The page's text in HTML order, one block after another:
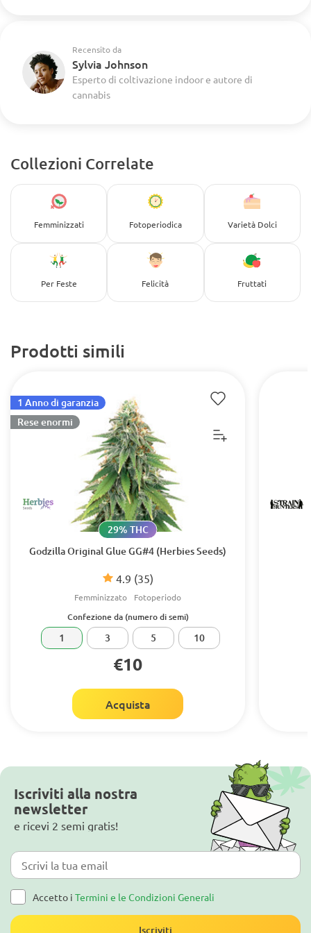
Recensito da
Sylvia Johnson
Esperto di coltivazione indoor e autore di
cannabis
Collezioni Correlate
Femminizzati Fotoperiodica Varietà Dolci
Per Feste Felicità Fruttati
Prodotti simili
Godzilla Original Glue GG#4 (Herbies Seeds)
4.9 (35)
29% THC
Femminizzato Fotoperiodo
1 Anno di garanzia
Rese enormi
Confezione da (numero di semi)
1 3 5 10
€10
Acquista
Iscriviti alla nostra
newsletter
e ricevi 2 semi gratis!
Accetto i Termini e le Condizioni Generali
Iscriviti